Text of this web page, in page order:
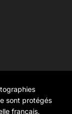
sont protégés
français.